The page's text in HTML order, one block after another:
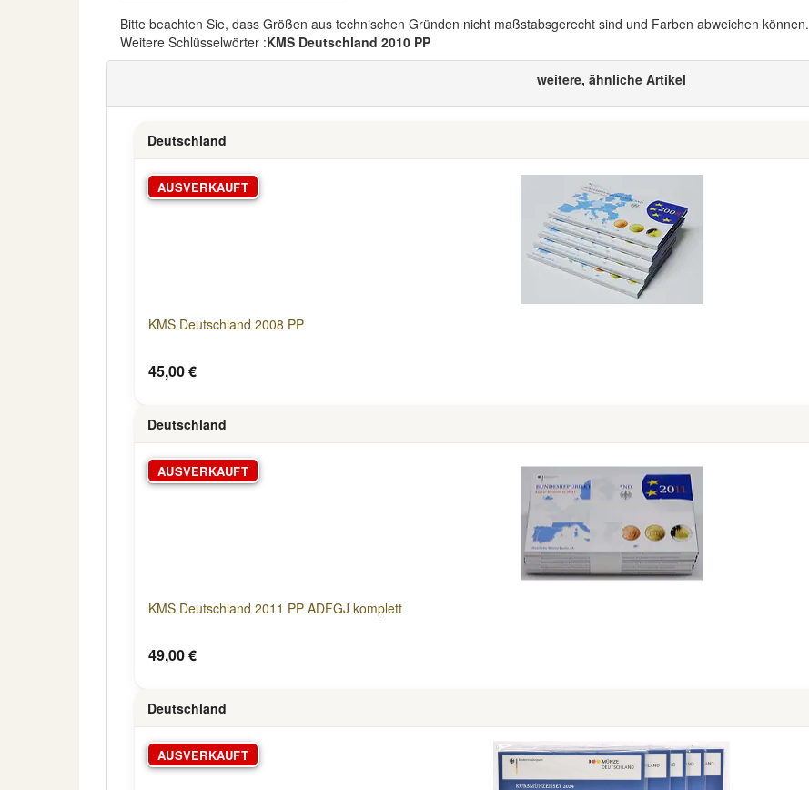
Bitte beachten Sie, dass Größen aus technischen Gründen nicht maßstabsgerecht sind und Farben abweichen können.
Weitere Schlüsselwörter :KMS Deutschland 2010 PP
weitere, ähnliche Artikel
Deutschland
AUSVERKAUFT
KMS Deutschland 2008 PP
45,00 €
Deutschland
AUSVERKAUFT
KMS Deutschland 2011 PP ADFGJ komplett
49,00 €
Deutschland
AUSVERKAUFT